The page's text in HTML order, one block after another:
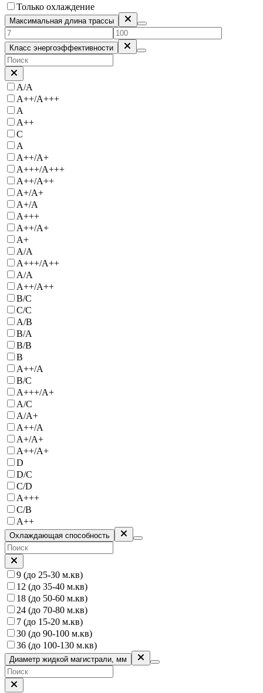
Только охлаждение
Максимальная длина трассы
Класс энергоэффективности
A/A
A++/A+++
A
A++
С
А
A++/A+
A+++/A+++
A++/A++
A+/A+
A+/A
A+++
А++/А+
A+
А/А
A+++/A++
А/A
A++/А++
B/C
C/C
A/B
B/A
B/B
B
A++/A
B/С
A+++/A+
A/C
A/A+
А++/А
A+/А+
А++/A+
D
D/C
C/D
А+++
C/B
А++
Охлаждающая способность
9 (до 25-30 м.кв)
12 (до 35-40 м.кв)
18 (до 50-60 м.кв)
24 (до 70-80 м.кв)
7 (до 15-20 м.кв)
30 (до 90-100 м.кв)
36 (до 100-130 м.кв)
Диаметр жидкой магистрали, мм